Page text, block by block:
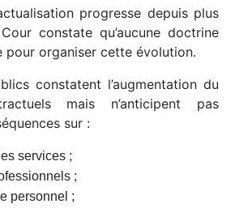
progresse depuis plus
constate qu’aucune doctrine
pour organiser cette évolution.
constatent l’augmentation du
mais n’anticipent pas
sur :
services ;
;
personnel ;